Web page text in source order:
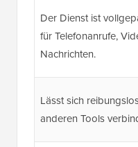
Der Dienst ist
für Telefonanrufe,
Nachrichten.
Lässt sich
anderen Tools